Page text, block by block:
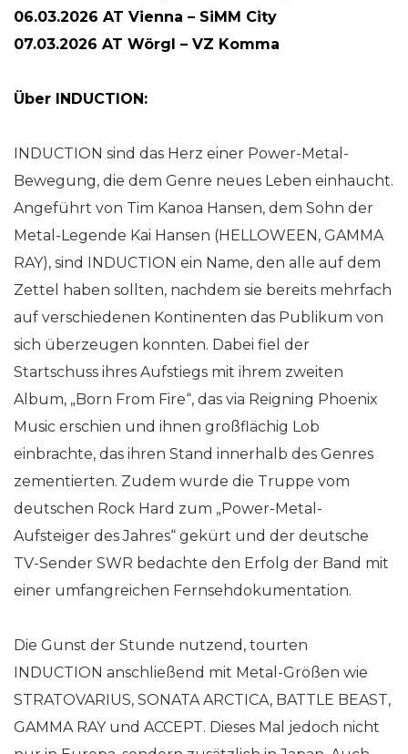
06.03.2026 AT Vienna – SiMM City
07.03.2026 AT Wörgl – VZ Komma
Über INDUCTION:
INDUCTION sind das Herz einer Power-Metal-
Bewegung, die dem Genre neues Leben einhaucht.
Angeführt von Tim Kanoa Hansen, dem Sohn der
Metal-Legende Kai Hansen (HELLOWEEN, GAMMA
RAY), sind INDUCTION ein Name, den alle auf dem
Zettel haben sollten, nachdem sie bereits mehrfach
auf verschiedenen Kontinenten das Publikum von
sich überzeugen konnten. Dabei fiel der
Startschuss ihres Aufstiegs mit ihrem zweiten
Album, „Born From Fire“, das via Reigning Phoenix
Music erschien und ihnen großflächig Lob
einbrachte, das ihren Stand innerhalb des Genres
zementierten. Zudem wurde die Truppe vom
deutschen Rock Hard zum „Power-Metal-
Aufsteiger des Jahres“ gekürt und der deutsche
TV-Sender SWR bedachte den Erfolg der Band mit
einer umfangreichen Fernsehdokumentation.
Die Gunst der Stunde nutzend, tourten
INDUCTION anschließend mit Metal-Größen wie
STRATOVARIUS, SONATA ARCTICA, BATTLE BEAST,
GAMMA RAY und ACCEPT. Dieses Mal jedoch nicht